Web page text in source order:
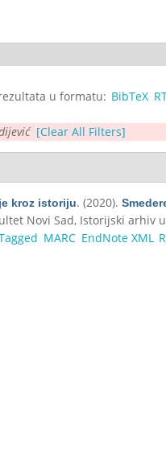
u formatu: BibTeX
[Clear All Filters]
kroz istoriju. (2020).
Novi Sad, Istorijski arhiv
MARC EndNote XML